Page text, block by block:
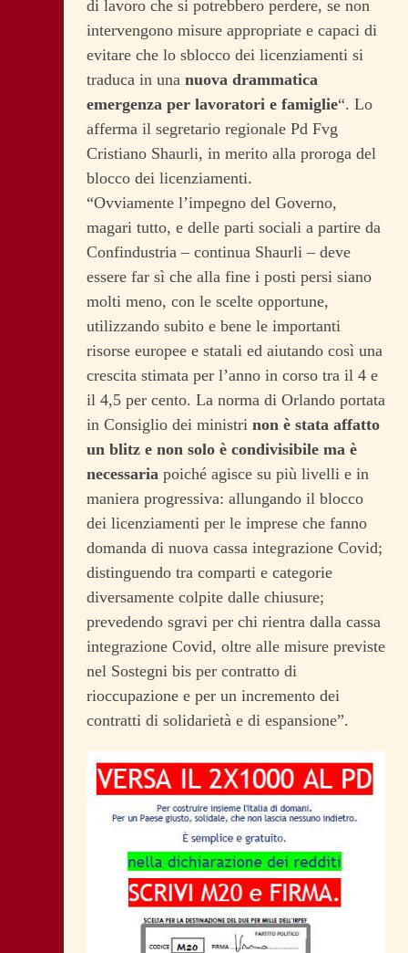
di lavoro che si potrebbero perdere, se non
intervengono misure appropriate e capaci di
evitare che lo sblocco dei licenziamenti si
traduca in una nuova drammatica
emergenza per lavoratori e famiglie“. Lo
afferma il segretario regionale Pd Fvg
Cristiano Shaurli, in merito alla proroga del
blocco dei licenziamenti.
“Ovviamente l’impegno del Governo,
magari tutto, e delle parti sociali a partire da
Confindustria – continua Shaurli – deve
essere far sì che alla fine i posti persi siano
molti meno, con le scelte opportune,
utilizzando subito e bene le importanti
risorse europee e statali ed aiutando così una
crescita stimata per l’anno in corso tra il 4 e
il 4,5 per cento. La norma di Orlando portata
in Consiglio dei ministri non è stata affatto
un blitz e non solo è condivisibile ma è
necessaria poiché agisce su più livelli e in
maniera progressiva: allungando il blocco
dei licenziamenti per le imprese che fanno
domanda di nuova cassa integrazione Covid;
distinguendo tra comparti e categorie
diversamente colpite dalle chiusure;
prevedendo sgravi per chi rientra dalla cassa
integrazione Covid, oltre alle misure previste
nel Sostegni bis per contratto di
rioccupazione e per un incremento dei
contratti di solidarietà e di espansione”.